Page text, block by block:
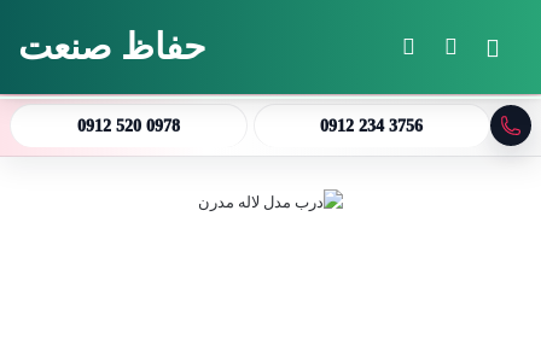
جستجو برای حفاظ صنعت
0912 520 0978 0912 234 3756